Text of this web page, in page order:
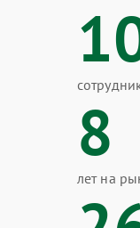
8
лет на